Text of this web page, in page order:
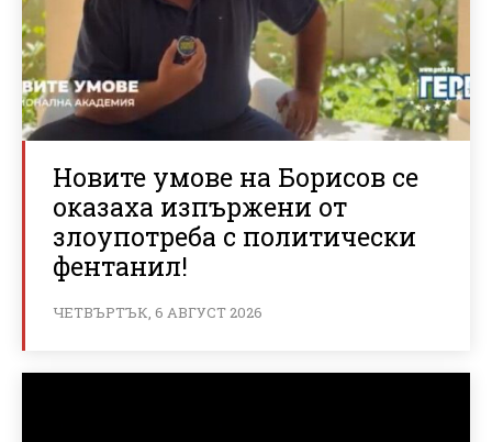
Новите умове на Борисов се
оказаха изпържени от
злоупотреба с политически
фентанил!
ЧЕТВЪРТЪК, 6 АВГУСТ 2026